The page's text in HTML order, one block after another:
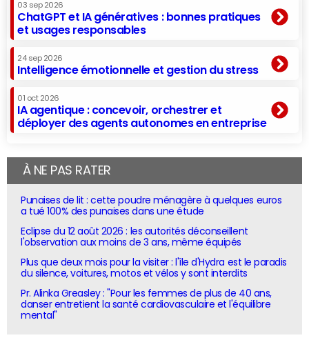
03 sep 2026
ChatGPT et IA génératives : bonnes pratiques
et usages responsables
24 sep 2026
Intelligence émotionnelle et gestion du stress
01 oct 2026
IA agentique : concevoir, orchestrer et
déployer des agents autonomes en entreprise
À NE PAS RATER
Punaises de lit : cette poudre ménagère à quelques euros
a tué 100% des punaises dans une étude
Eclipse du 12 août 2026 : les autorités déconseillent
l'observation aux moins de 3 ans, même équipés
Plus que deux mois pour la visiter : l'île d'Hydra est le paradis
du silence, voitures, motos et vélos y sont interdits
Pr. Alinka Greasley : "Pour les femmes de plus de 40 ans,
danser entretient la santé cardiovasculaire et l'équilibre
mental"